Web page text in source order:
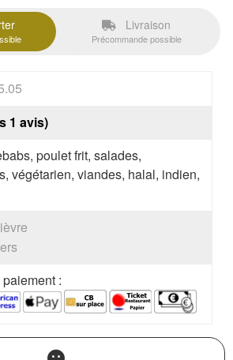
Livraison
Précommande possible
1 avis)
poulet frit, salades,
végétarien, viandes, halal, indien,
: